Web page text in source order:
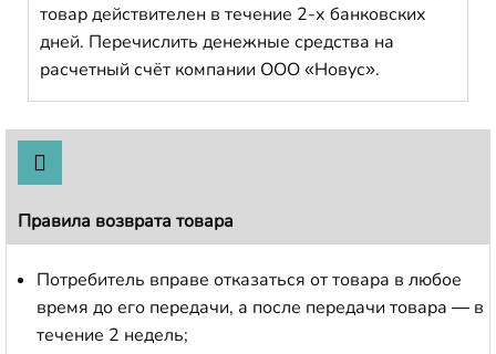
товар действителен в течение 2-х банковских
дней. Перечислить денежные средства на
расчетный счёт компании ООО «Новус».
Правила возврата товара
Потребитель вправе отказаться от товара в любое
время до его передачи, а после передачи товара — в
течение 2 недель;